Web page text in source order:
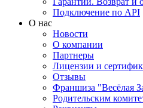
Подключение по API
О нас
Новости
О компании
Партнеры
Лицензии и
Отзывы
Франшиза "Весёлая
Родительским